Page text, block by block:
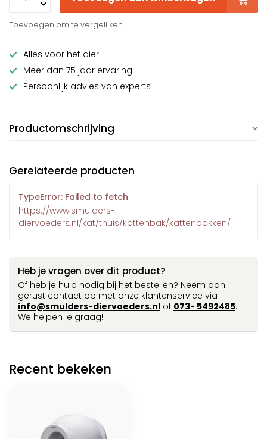
Toevoegen om te vergelijken
Alles voor het dier
Meer dan 75 jaar ervaring
Persoonlijk advies van experts
Productomschrijving
Gerelateerde producten
TypeError: Failed to fetch
https://www.smulders-
diervoeders.nl/kat/thuis/kattenbak/kattenbakken/
Heb je vragen over dit product?
Of heb je hulp nodig bij het bestellen? Neem dan
gerust contact op met onze klantenservice via
info@smulders-diervoeders.nl of 073- 5492485.
We helpen je graag!
Recent bekeken